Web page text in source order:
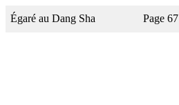
Égaré au Dang Sha Page 67